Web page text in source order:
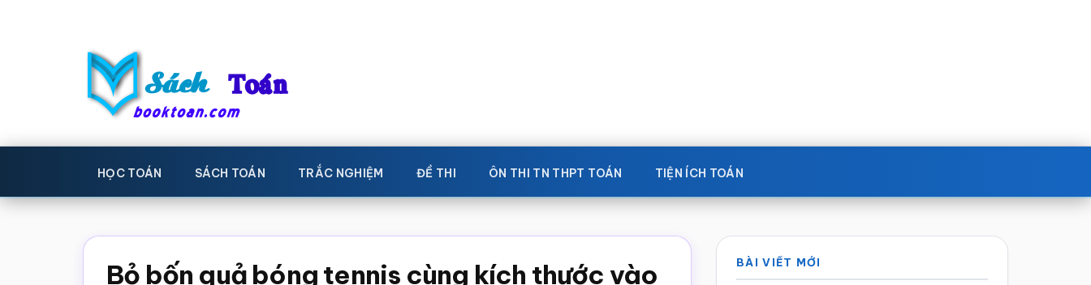
Sách
Toán
-
Học
Học
toán,
toán,
Sách
HỌC TOÁN SÁCH TOÁN TRẮC NGHIỆM ĐỀ THI ÔN THI TN THPT TOÁN TIỆN ÍCH TOÁN
Bỏ bốn quả bóng tennis cùng kích thước vào
Sidebar
BÀI VIẾT MỚI